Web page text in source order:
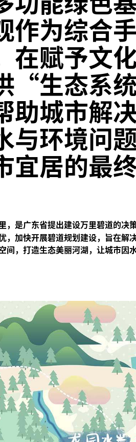
作为综合
在赋予文
“生态系
城市解
环境问题
宜居的最
，是广东省提出建设万里碧道的决
，加快开展碧道规划建设，旨在解
间，打造生态美丽河湖，让城市因